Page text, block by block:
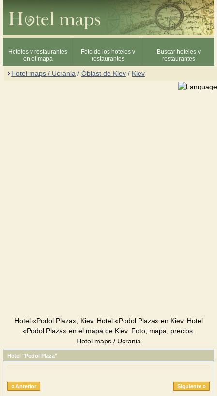
Hoteles y restaurantes
en el mapa
Foto de los hoteles y
restaurantes
Buscar hoteles y
restaurantes
Hotel maps / Ucrania / Óblast de Kiev / Kiev
Hotel «Podol Plaza», Kiev. Hotel «Podol Plaza» en Kiev. Hotel
«Podol Plaza» en el mapa de Kiev. Foto, mapa, precios.
Hotel maps / Ucrania
Hotel "Podol Plaza"
« Anterior Siguiente »